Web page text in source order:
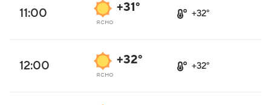
11:00 +31°
ясно
+32°
12:00 +32°
ясно
+32°